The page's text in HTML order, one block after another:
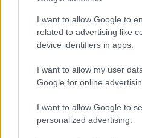
I want to allow Google to
related to advertising like
device identifiers in apps.
I want to allow my user
Google for online
I want to allow Google to
personalized advertising.
Címkék:expo vásár kiállítás ital
élelmiszeripar international